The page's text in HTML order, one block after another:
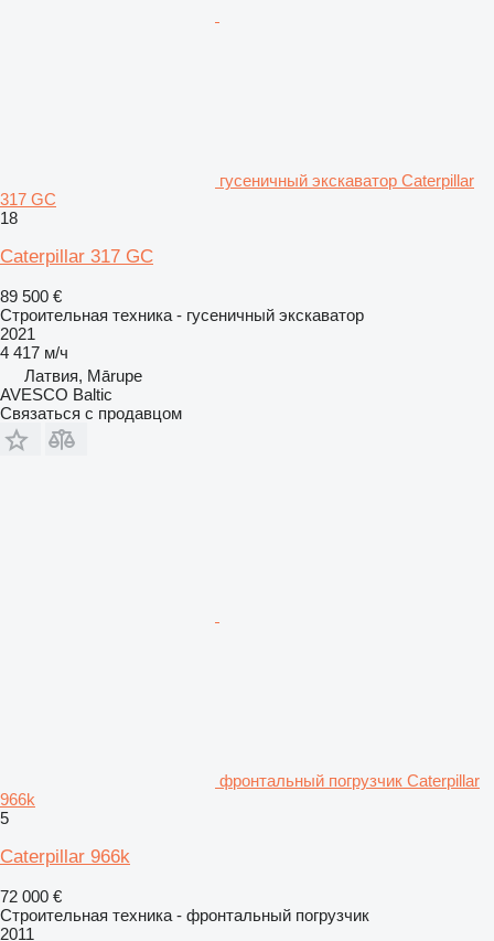
гусеничный экскаватор Caterpillar
317 GC
18
Caterpillar 317 GC
89 500 €
Строительная техника - гусеничный экскаватор
2021
4 417 м/ч
Латвия, Mārupe
AVESCO Baltic
Связаться с продавцом
фронтальный погрузчик Caterpillar
966k
5
Caterpillar 966k
72 000 €
Строительная техника - фронтальный погрузчик
2011